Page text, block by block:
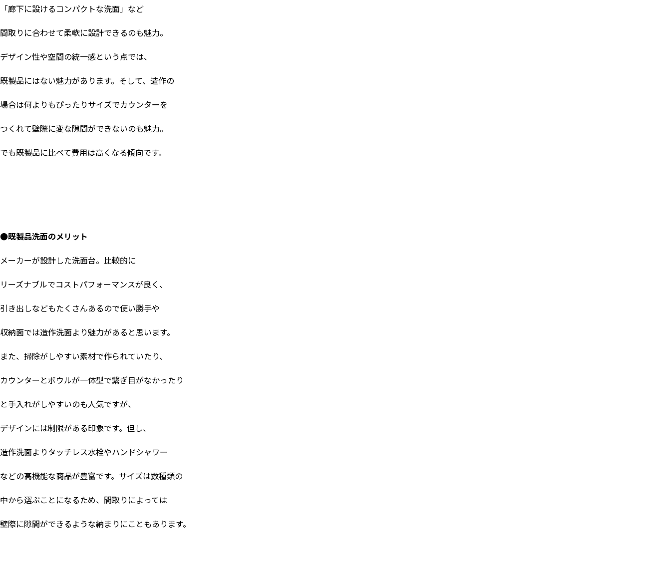
「廊下に設けるコンパクトな洗面」など
間取りに合わせて柔軟に設計できるのも魅力。
デザイン性や空間の統一感という点では、
既製品にはない魅力があります。そして、造作の
場合は何よりもぴったりサイズでカウンターを
つくれて壁際に変な隙間ができないのも魅力。
でも既製品に比べて費用は高くなる傾向です。
●既製品洗面のメリット
メーカーが設計した洗面台。比較的に
リーズナブルでコストパフォーマンスが良く、
引き出しなどもたくさんあるので使い勝手や
収納面では造作洗面より魅力があると思います。
また、掃除がしやすい素材で作られていたり、
カウンターとボウルが一体型で繋ぎ目がなかったり
と手入れがしやすいのも人気ですが、
デザインには制限がある印象です。但し、
造作洗面よりタッチレス水栓やハンドシャワー
などの高機能な商品が豊富です。サイズは数種類の
中から選ぶことになるため、間取りによっては
壁際に隙間ができるような納まりにこともあります。